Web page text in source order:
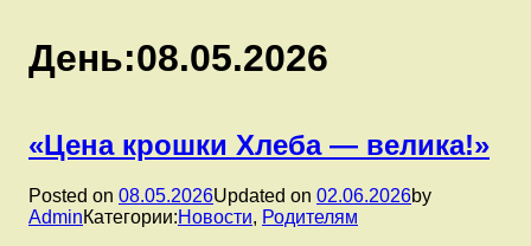
День:08.05.2026
«Цена крошки Хлеба — велика!»
Posted on 08.05.2026Updated on 02.06.2026by
AdminКатегории:Новости, Родителям